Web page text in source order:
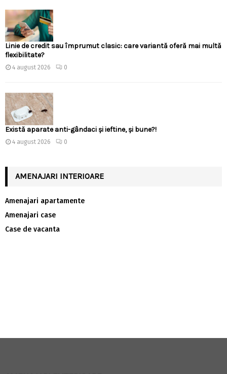
Linie de credit sau împrumut clasic: care variantă oferă mai multă
flexibilitate?
4 august 2026 0
Există aparate anti-gândaci și ieftine, și bune?!
4 august 2026 0
AMENAJARI INTERIOARE
Amenajari apartamente
Amenajari case
Case de vacanta